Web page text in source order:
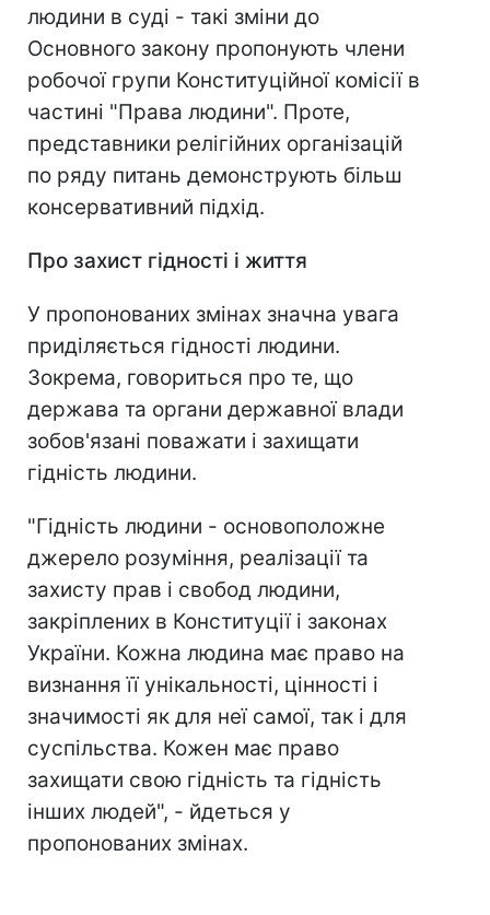
людини в суді - такі зміни до
Основного закону пропонують члени
робочої групи Конституційної комісії в
частині "Права людини". Проте,
представники релігійних організацій
по ряду питань демонструють більш
консервативний підхід.
Про захист гідності і життя
У пропонованих змінах значна увага
приділяється гідності людини.
Зокрема, говориться про те, що
держава та органи державної влади
зобов'язані поважати і захищати
гідність людини.
"Гідність людини - основоположне
джерело розуміння, реалізації та
захисту прав і свобод людини,
закріплених в Конституції і законах
України. Кожна людина має право на
визнання її унікальності, цінності і
значимості як для неї самої, так і для
суспільства. Кожен має право
захищати свою гідність та гідність
інших людей", - йдеться у
пропонованих змінах.